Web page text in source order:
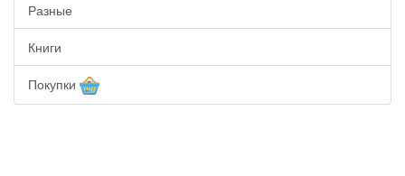
Разные
Книги
Покупки